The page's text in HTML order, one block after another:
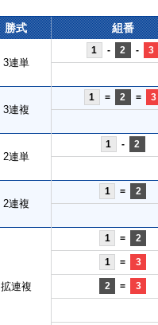
勝式 組番
3連単
1 - 2 - 3
3連複
1 = 2 = 3
2連単
1 - 2
2連複
1 = 2
拡連複
1 = 2
1 = 3
2 = 3